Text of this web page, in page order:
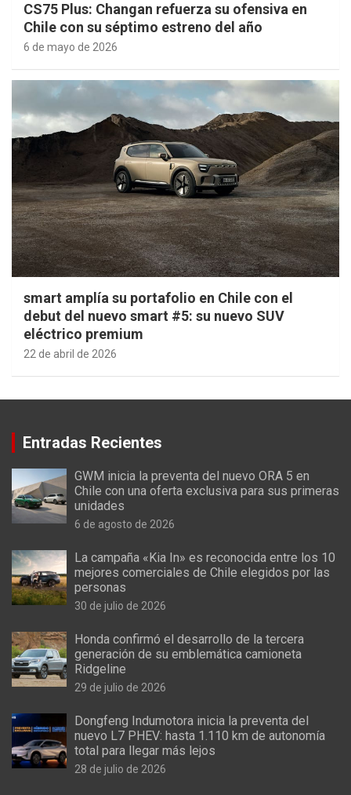
CS75 Plus: Changan refuerza su ofensiva en
Chile con su séptimo estreno del año
6 de mayo de 2026
smart amplía su portafolio en Chile con el
debut del nuevo smart #5: su nuevo SUV
eléctrico premium
22 de abril de 2026
Entradas Recientes
GWM inicia la preventa del nuevo ORA 5 en
Chile con una oferta exclusiva para sus primeras
unidades
6 de agosto de 2026
La campaña «Kia In» es reconocida entre los 10
mejores comerciales de Chile elegidos por las
personas
30 de julio de 2026
Honda confirmó el desarrollo de la tercera
generación de su emblemática camioneta
Ridgeline
29 de julio de 2026
Dongfeng Indumotora inicia la preventa del
nuevo L7 PHEV: hasta 1.110 km de autonomía
total para llegar más lejos
28 de julio de 2026